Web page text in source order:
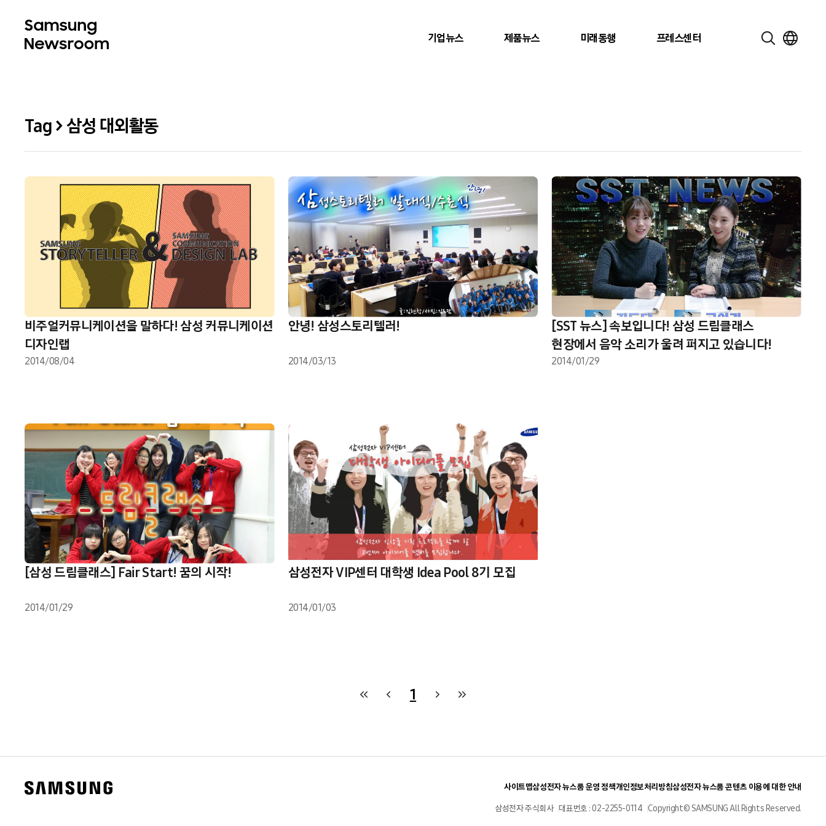
기업뉴스 제품뉴스 미래동행 프레스센터
Tag > 삼성 대외활동
비주얼커뮤니케이션을 말하다! 삼성 커뮤니케이션
디자인랩
2014/08/04
안녕! 삼성스토리텔러!
2014/03/13
[SST 뉴스] 속보입니다! 삼성 드림클래스
현장에서 음악 소리가 울려 퍼지고 있습니다!
2014/01/29
[삼성 드림클래스] Fair Start! 꿈의 시작!
2014/01/29
삼성전자 VIP센터 대학생 Idea Pool 8기 모집
2014/01/03
1
사이트맵삼성전자 뉴스룸 운영 정책개인정보처리방침삼성전자 뉴스룸 콘텐츠 이용에 대한 안내
삼성전자 주식회사 대표번호 : 02-2255-0114 Copyright© SAMSUNG All Rights Reserved.